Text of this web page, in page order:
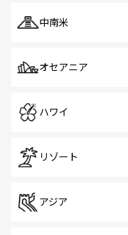
中南米
オセアニア
ハワイ
リゾート
アジア